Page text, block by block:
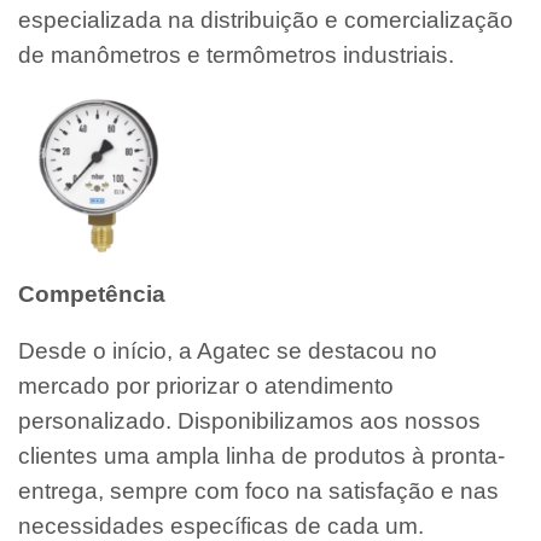
especializada na distribuição e comercialização
de manômetros e termômetros industriais.
Competência
Desde o início, a Agatec se destacou no
mercado por priorizar o atendimento
personalizado. Disponibilizamos aos nossos
clientes uma ampla linha de produtos à pronta-
entrega, sempre com foco na satisfação e nas
necessidades específicas de cada um.